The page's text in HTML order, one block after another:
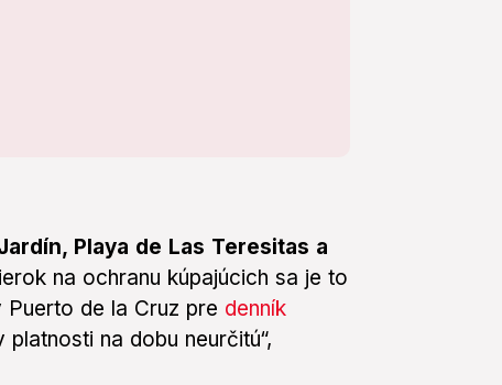
Playa de Las Teresitas a
na ochranu kúpajúcich sa je to
de la Cruz pre denník
na dobu neurčitú“,